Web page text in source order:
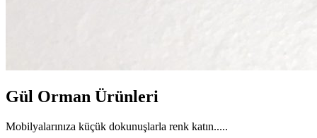
Gül Orman Ürünleri
Mobilyalarınıza küçük dokunuşlarla renk katın.....